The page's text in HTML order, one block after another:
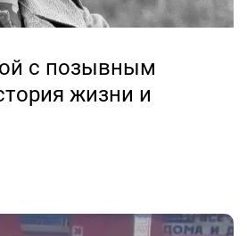
с позывным
жизни и